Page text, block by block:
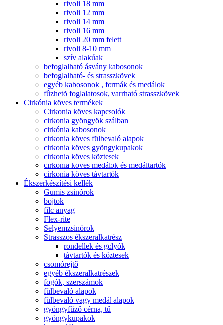
rivoli 18 mm
rivoli 12 mm
rivoli 14 mm
rivoli 16 mm
rivoli 20 mm felett
rivoli 8-10 mm
szív alakúak
befoglalható ásvány kabosonok
befoglalható- és strasszkövek
egyéb kabosonok , formák és medálok
fûzhetõ foglalatosok, varrható strasszkövek
Cirkónia köves termékek
Cirkonia köves kapcsolók
cirkonia gyöngyök szálban
cirkónia kabosonok
cirkonia köves fülbevaló alapok
cirkonia köves gyöngykupakok
cirkonia köves köztesek
cirkonia köves medálok és medáltartók
cirkonia köves távtartók
Ékszerkészítési kellék
Gumis zsinórok
bojtok
filc anyag
Flex-rite
Selyemzsinórok
Strasszos ékszeralkatrész
rondellek és golyók
távtartók és köztesek
csomórejtõ
egyéb ékszeralkatrészek
fogók, szerszámok
fülbevaló alapok
fülbevaló vagy medál alapok
gyöngyfűző cérna, tű
gyöngykupakok